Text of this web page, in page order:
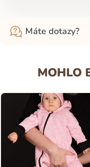
Máte dotazy?
MOHLO